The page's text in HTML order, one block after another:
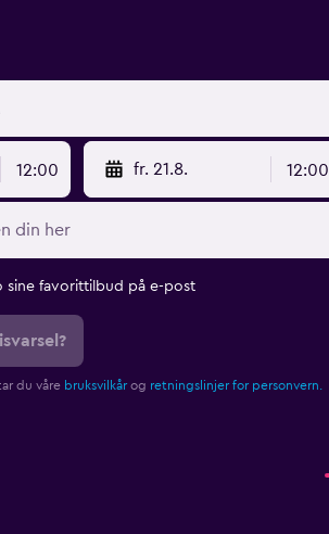
12:00 fr. 21.8. 12:00
sine favorittilbud på e-post
du våre bruksvilkårog retningslinjer for personvern.